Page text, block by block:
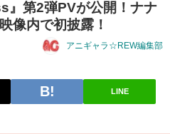
』第2弾PVが公開！ナナ
像内で初披露！
アニギャラ☆REW編集部
LINE